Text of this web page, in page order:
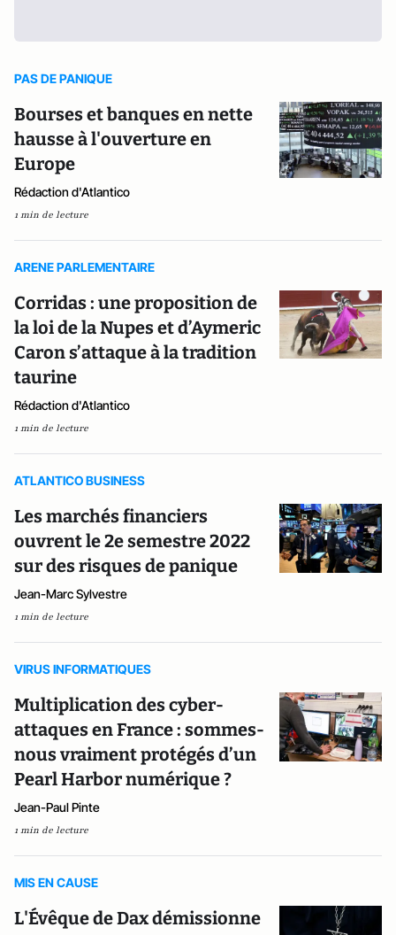
PAS DE PANIQUE
Bourses et banques en nette
hausse à l'ouverture en
Europe
Rédaction d'Atlantico
1 min de lecture
ARENE PARLEMENTAIRE
Corridas : une proposition de
la loi de la Nupes et d’Aymeric
Caron s’attaque à la tradition
taurine
Rédaction d'Atlantico
1 min de lecture
ATLANTICO BUSINESS
Les marchés financiers
ouvrent le 2e semestre 2022
sur des risques de panique
Jean-Marc Sylvestre
1 min de lecture
VIRUS INFORMATIQUES
Multiplication des cyber-
attaques en France : sommes-
nous vraiment protégés d’un
Pearl Harbor numérique ?
Jean-Paul Pinte
1 min de lecture
MIS EN CAUSE
L'Évêque de Dax démissionne